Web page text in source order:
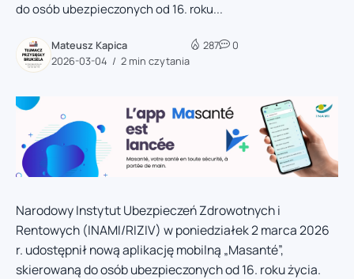
do osób ubezpieczonych od 16. roku...
Mateusz Kapica
2026-03-04
2 min czytania
287 0
Narodowy Instytut Ubezpieczeń Zdrowotnych i
Rentowych (INAMI/RIZIV) w poniedziałek 2 marca 2026
r. udostępnił nową aplikację mobilną „Masanté”,
skierowaną do osób ubezpieczonych od 16. roku życia.